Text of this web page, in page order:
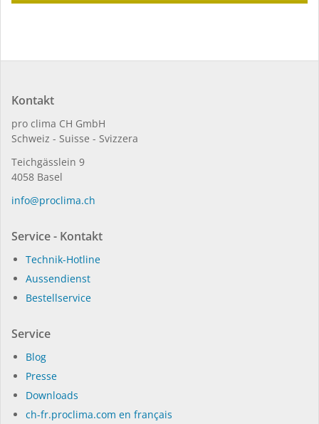
Kontakt
pro clima CH GmbH
Schweiz - Suisse - Svizzera
Teichgässlein 9
4058 Basel
in­fo@procli­ma.ch
Service - Kontakt
Technik-Hotline
Aussendienst
Bestellservice
Service
Blog
Presse
Dow­n­loads
ch-fr.proclima.com en français